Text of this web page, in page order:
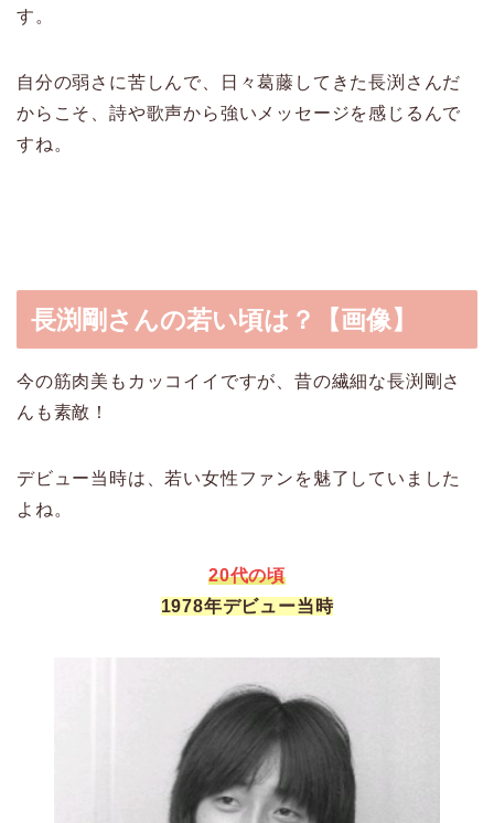
す。
自分の弱さに苦しんで、日々葛藤してきた長渕さんだ
からこそ、詩や歌声から強いメッセージを感じるんで
すね。
長渕剛さんの若い頃は？【画像】
今の筋肉美もカッコイイですが、昔の繊細な長渕剛さ
んも素敵！
デビュー当時は、若い女性ファンを魅了していました
よね。
20代の頃
1978年デビュー当時